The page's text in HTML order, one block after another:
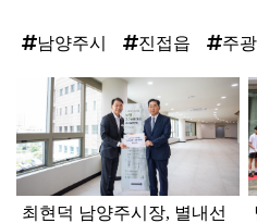
남양주시 진접읍 주
인
최현덕 남양주시장, 별내선